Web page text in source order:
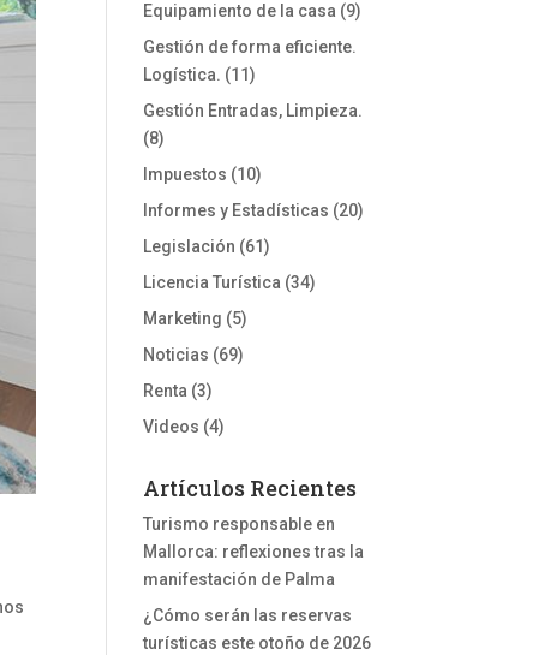
Equipamiento de la casa (9)
Gestión de forma eficiente.
Logística. (11)
Gestión Entradas, Limpieza.
(8)
Impuestos (10)
Informes y Estadísticas (20)
Legislación (61)
Licencia Turística (34)
Marketing (5)
Noticias (69)
Renta (3)
Videos (4)
Artículos Recientes
Turismo responsable en
Mallorca: reflexiones tras la
manifestación de Palma
¿Cómo serán las reservas
turísticas este otoño de 2026